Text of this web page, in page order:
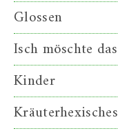
Glossen
Isch möschte das
Kinder
Kräuterhexisches